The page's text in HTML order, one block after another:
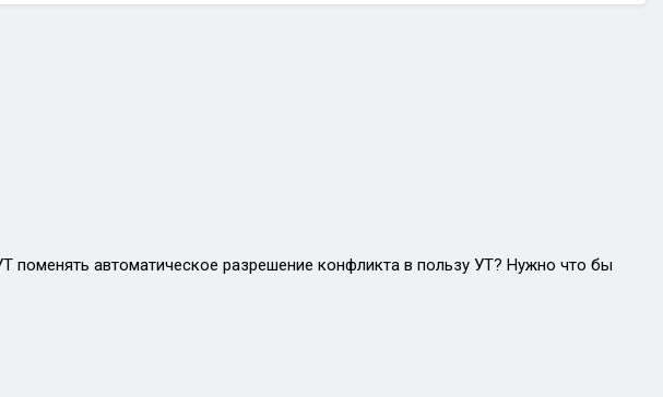
поменять автоматическое разрешение конфликта в пользу УТ? Нужно что бы